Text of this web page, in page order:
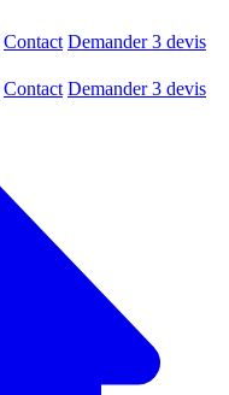
Contact Demander 3 devis
Contact Demander 3 devis